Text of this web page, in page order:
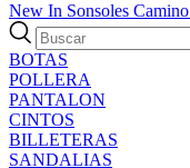
New In Sonsoles Camino
BOTAS
POLLERA
PANTALON
CINTOS
BILLETERAS
SANDALIAS